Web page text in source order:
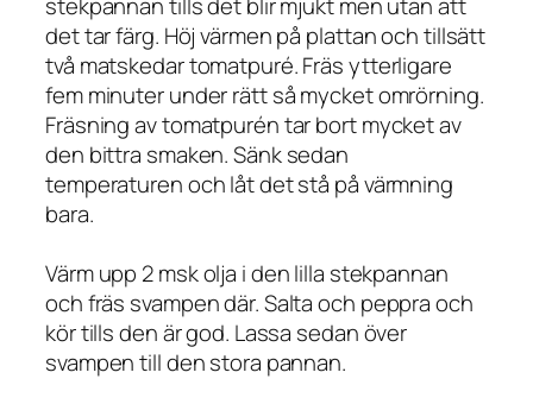
det tar färg. Höj värmen på plattan och tillsätt
två matskedar tomatpuré. Fräs ytterligare
fem minuter under rätt så mycket omrörning.
Fräsning av tomatpurén tar bort mycket av
den bittra smaken. Sänk sedan
temperaturen och låt det stå på värmning
bara.
Värm upp 2 msk olja i den lilla stekpannan
och fräs svampen där. Salta och peppra och
kör tills den är god. Lassa sedan över
svampen till den stora pannan.